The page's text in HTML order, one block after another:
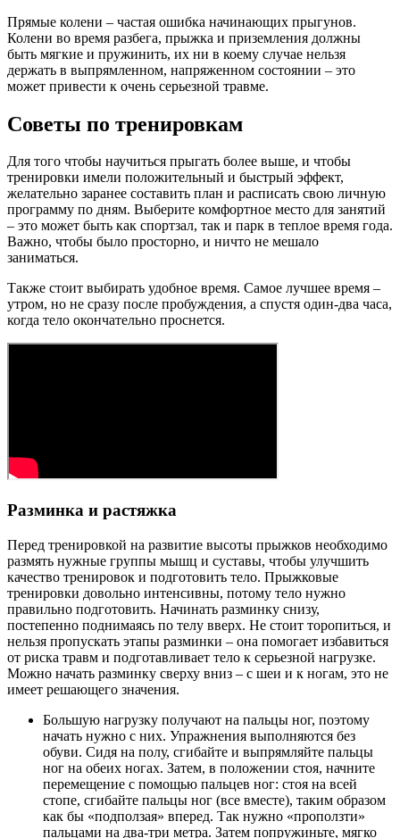
Прямые колени – частая ошибка начинающих прыгунов.
Колени во время разбега, прыжка и приземления должны
быть мягкие и пружинить, их ни в коему случае нельзя
держать в выпрямленном, напряженном состоянии – это
может привести к очень серьезной травме.
Советы по тренировкам
Для того чтобы научиться прыгать более выше, и чтобы
тренировки имели положительный и быстрый эффект,
желательно заранее составить план и расписать свою личную
программу по дням. Выберите комфортное место для занятий
– это может быть как спортзал, так и парк в теплое время года.
Важно, чтобы было просторно, и ничто не мешало
заниматься.
Также стоит выбирать удобное время. Самое лучшее время –
утром, но не сразу после пробуждения, а спустя один-два часа,
когда тело окончательно проснется.
Разминка и растяжка
Перед тренировкой на развитие высоты прыжков необходимо
размять нужные группы мышц и суставы, чтобы улучшить
качество тренировок и подготовить тело. Прыжковые
тренировки довольно интенсивны, потому тело нужно
правильно подготовить. Начинать разминку снизу,
постепенно поднимаясь по телу вверх. Не стоит торопиться, и
нельзя пропускать этапы разминки – она помогает избавиться
от риска травм и подготавливает тело к серьезной нагрузке.
Можно начать разминку сверху вниз – с шеи и к ногам, это не
имеет решающего значения.
Большую нагрузку получают на пальцы ног, поэтому
начать нужно с них. Упражнения выполняются без
обуви. Сидя на полу, сгибайте и выпрямляйте пальцы
ног на обеих ногах. Затем, в положении стоя, начните
перемещение с помощью пальцев ног: стоя на всей
стопе, сгибайте пальцы ног (все вместе), таким образом
как бы «подползая» вперед. Так нужно «проползти»
пальцами на два-три метра. Затем попружиньте, мягко